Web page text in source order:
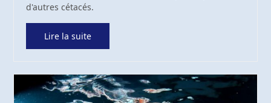
d'autres cétacés.
Lire la suite